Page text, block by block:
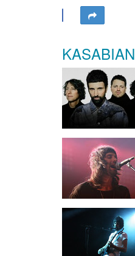
KASABIAN